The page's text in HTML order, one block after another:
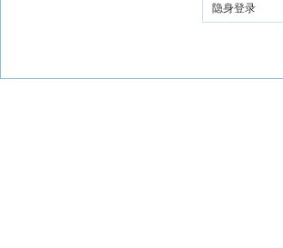
隐身登录